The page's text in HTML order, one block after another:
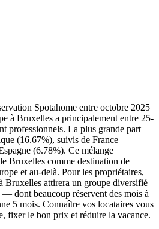
Spotahome entre octobre 2025
à Bruxelles a principalement entre 25-
professionnels. La plus grande part
(16.67%), suivis de France
(6.78%). Ce mélange
Bruxelles comme destination de
et au-delà. Pour les propriétaires,
Bruxelles attirera un groupe diversifié
dont beaucoup réservent des mois à
5 mois. Connaître vos locataires vous
fixer le bon prix et réduire la vacance.